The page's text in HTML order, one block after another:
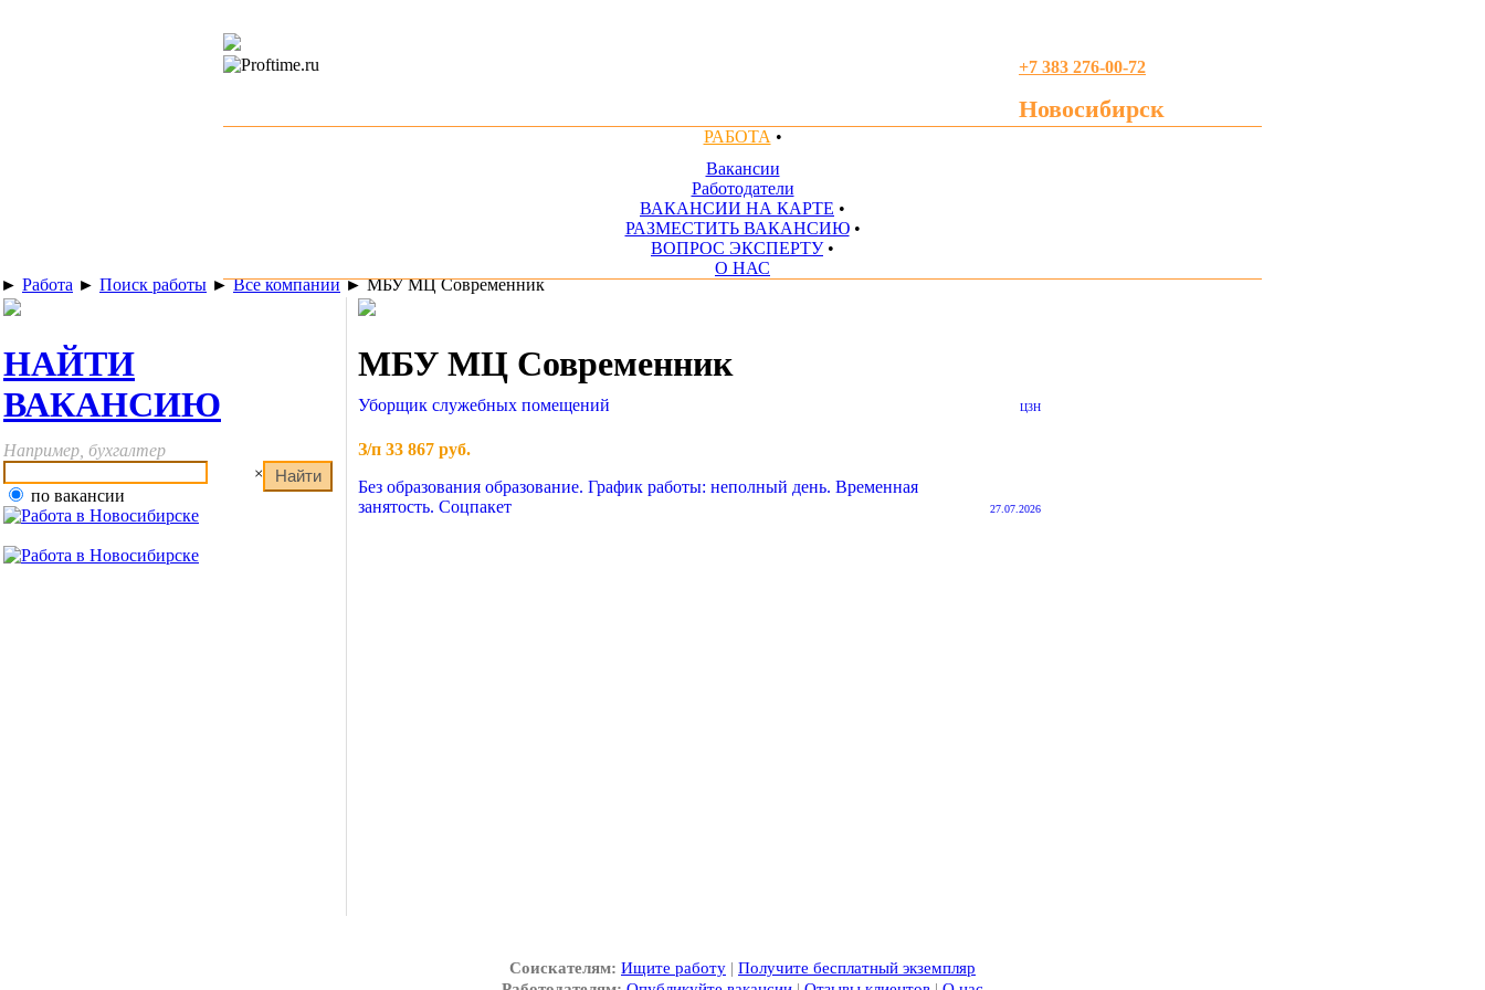
+7 383 276-00-72
Новосибирск
РАБОТА •
Вакансии
Работодатели
ВАКАНСИИ НА КАРТЕ •
РАЗМЕСТИТЬ ВАКАНСИЮ •
ВОПРОС ЭКСПЕРТУ •
О НАС
► Работа ► Поиск работы ►Все компании►МБУ МЦ Современник
НАЙТИ
ВАКАНСИЮ
Например, бухгалтер
×
по вакансии
МБУ МЦ Современник
Уборщик служебных помещений ЦЗН
З/п 33 867 руб.
Без образования образование. График работы: неполный день. Временная
занятость. Соцпакет
27.07.2026
Соискателям: Ищите работу | Получите бесплатный экземпляр